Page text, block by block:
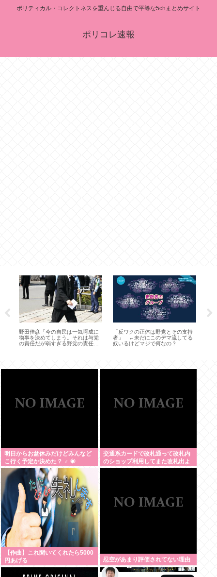
ポリティカル・コレクトネスを重んじる自由で平等な5chまとめサイト
ポリコレ速報
野田佳彦「今の自民は一気呵成に
物事を決めてしまう。それは与党
の責任だが弱すぎる野党の責任で
「反ワクの正体は野党とその支持
者」 ←未だにこのデマ流してる
奴いるけどマジで何なの？
明日からお盆休みだけどみんなど
こ行く予定か決めた？ ‍♂ ☀
交通系カードで改札通って改札内
のショップ利用してまた改札出よ
うとしたら出られなくてワロタ
【作曲】これ聞いてくれたら5000
円あげる
忍空があまり評価されてない理由